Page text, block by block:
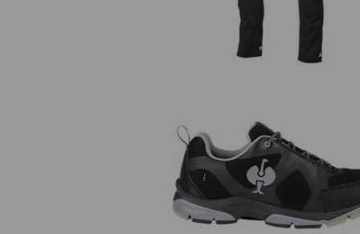
O2 Pracovní obuv e.s. Thebe II